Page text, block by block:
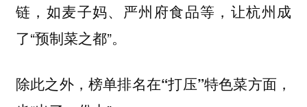
链 ，如麦子妈、严州府食品等，让杭州成
了“预制菜之都”。
除此之外，榜单排名在“打压”特色菜方面 ，